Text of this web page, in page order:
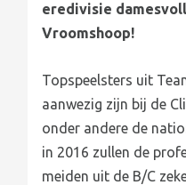
eredivisie
Vroomshoop!
Topspeelsters uit
aanwezig zijn bij de
onder andere de
in 2016 zullen de
meiden uit de B/C